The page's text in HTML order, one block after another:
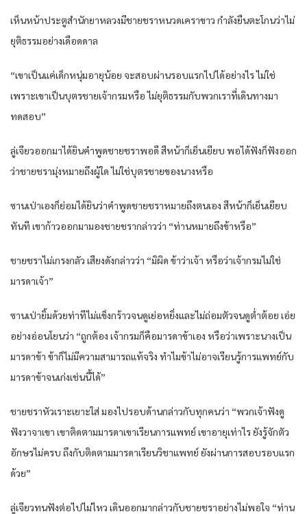
เห็นหน้าประตูสำนักยาหลวงมีชายชราหนวดเคราขาว กำลังยืนตะโกนว่าไม่
ยุติธรรมอย่างเดือดดาล
“เขาเป็นแค่เด็กหนุ่มอายุน้อย จะสอบผ่านรอบแรกไปได้อย่างไร ไม่ใช่
เพราะเขาเป็นบุตรชายเจ้ากรมหรือ ไม่ยุติธรรมกับพวกเราที่เดินทางมา
ทดสอบ”
ลู่เจียวออกมาได้ยินคำพูดชายชราพอดี สีหน้าก็เย็นเยียบ พอได้ฟังก็ฟังออก
ว่าชายชรามุ่งหมายถึงผู้ใด ไม่ใช่บุตรชายของนางหรือ
ซานเป่าเองก็ย่อมได้ยินว่าคำพูดชายชราหมายถึงตนเอง สีหน้าก็เย็นเยียบ
ทันที เขาก้าวออกมามองชายชรากล่าวว่า “ท่านหมายถึงข้าหรือ”
ชายชราไม่เกรงกลัว เสียงดังกล่าวว่า “มิผิด ข้าว่าเจ้า หรือว่าเจ้ากรมไม่ใช่
มารดาเจ้า”
ซานเป่ายิ้มด้วยท่าทีไม่แข็งกร้าวจนดูเย่อหยิ่งและไม่ถ่อมตัวจนดูต่ำต้อย เอ่ย
อย่างอ่อนโยนว่า “ถูกต้อง เจ้ากรมก็คือมารดาข้าเอง หรือว่าเพราะนางเป็น
มารดาข้า ข้าก็ไม่มีความสามารถแท้จริง ทำไมข้าไม่อาจเรียนรู้การแพทย์กับ
มารดาข้าจนเก่งเช่นนี้ได้”
ชายชราหัวเราะเยาะใส่ มองไปรอบด้านกล่าวกับทุกคนว่า “พวกเจ้าฟังดู
ฟังวาจาเขา เขาติดตามมารดาเขาเรียนการแพทย์ เขาอายุเท่าไร ยังรู้จักตัว
อักษรไม่ครบ ถึงกับติดตามมารดาเรียนวิชาแพทย์ ยังผ่านการสอบรอบแรก
ด้วย”
ลู่เจียวทนฟังต่อไปไม่ไหว เดินออกมากล่าวกับชายชราอย่างไม่พอใจ “ท่าน